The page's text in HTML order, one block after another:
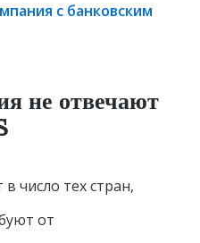
с банковским
не отвечают
число тех стран,
от